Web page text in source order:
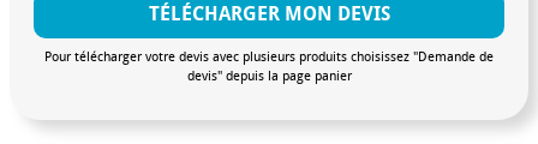
TÉLÉCHARGER MON DEVIS
Pour télécharger votre devis avec plusieurs produits choisissez "Demande de
devis" depuis la page panier